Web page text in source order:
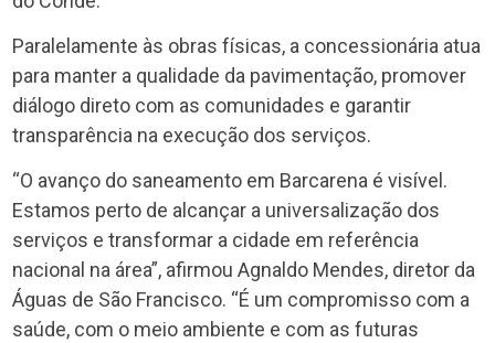
Paralelamente às obras físicas, a concessionária atua
para manter a qualidade da pavimentação, promover
diálogo direto com as comunidades e garantir
transparência na execução dos serviços.
“O avanço do saneamento em Barcarena é visível.
Estamos perto de alcançar a universalização dos
serviços e transformar a cidade em referência
nacional na área”, afirmou Agnaldo Mendes, diretor da
Águas de São Francisco. “É um compromisso com a
saúde, com o meio ambiente e com as futuras